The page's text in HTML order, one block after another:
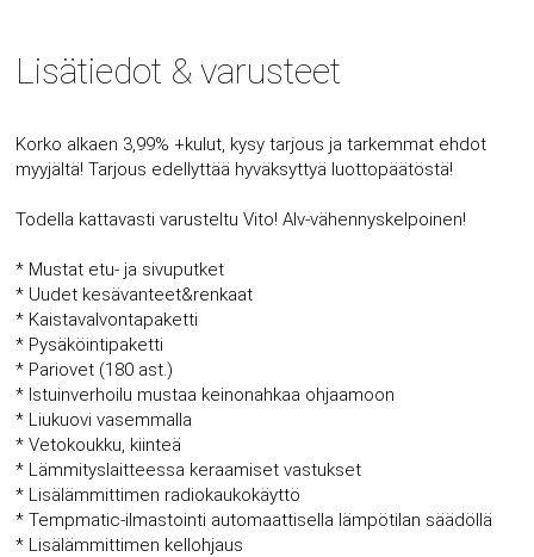
Lisätiedot & varusteet
Korko alkaen 3,99% +kulut, kysy tarjous ja tarkemmat ehdot
myyjältä! Tarjous edellyttää hyväksyttyä luottopäätöstä!
Todella kattavasti varusteltu Vito! Alv-vähennyskelpoinen!
* Mustat etu- ja sivuputket
* Uudet kesävanteet&renkaat
* Kaistavalvontapaketti
* Pysäköintipaketti
* Pariovet (180 ast.)
* Istuinverhoilu mustaa keinonahkaa ohjaamoon
* Liukuovi vasemmalla
* Vetokoukku, kiinteä
* Lämmityslaitteessa keraamiset vastukset
* Lisälämmittimen radiokaukokäyttö
* Tempmatic-ilmastointi automaattisella lämpötilan säädöllä
* Lisälämmittimen kellohjaus